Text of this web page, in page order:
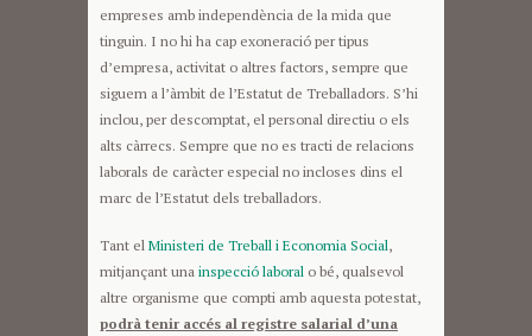
empreses amb independència de la mida que
tinguin. I no hi ha cap exoneració per tipus
d’empresa, activitat o altres factors, sempre que
siguem a l’àmbit de l’Estatut de Treballadors. S’hi
inclou, per descomptat, el personal directiu o els
alts càrrecs. Sempre que no es tracti de relacions
laborals de caràcter especial no incloses dins el
marc de l’Estatut dels treballadors.
Tant el Ministeri de Treball i Economia Social,
mitjançant una inspecció laboral o bé, qualsevol
altre organisme que compti amb aquesta potestat,
podrà tenir accés al registre salarial d’una